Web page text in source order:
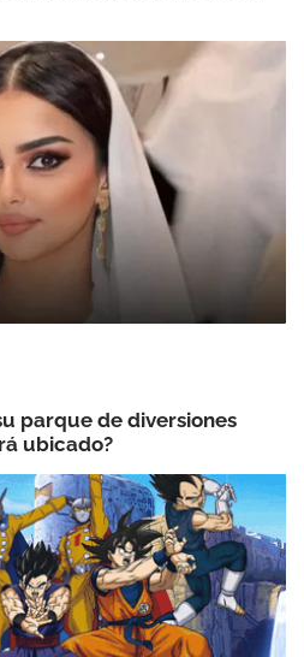
parque de diversiones
ubicado?